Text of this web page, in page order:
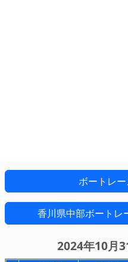
ボートレ
香川県中部ボートレ
2024年10月